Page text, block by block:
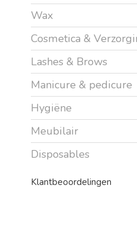
Wax
Cosmetica &
Lashes & Brows
Manicure & pedicure
Hygiëne
Meubilair
Disposables
Klantbeoordelingen